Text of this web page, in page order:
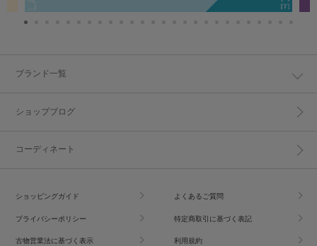
ブランド一覧
ショップブログ
コーディネート
ショッピングガイド よくあるご質問
プライバシーポリシー 特定商取引に基づく表記
古物営業法に基づく表示 利用規約